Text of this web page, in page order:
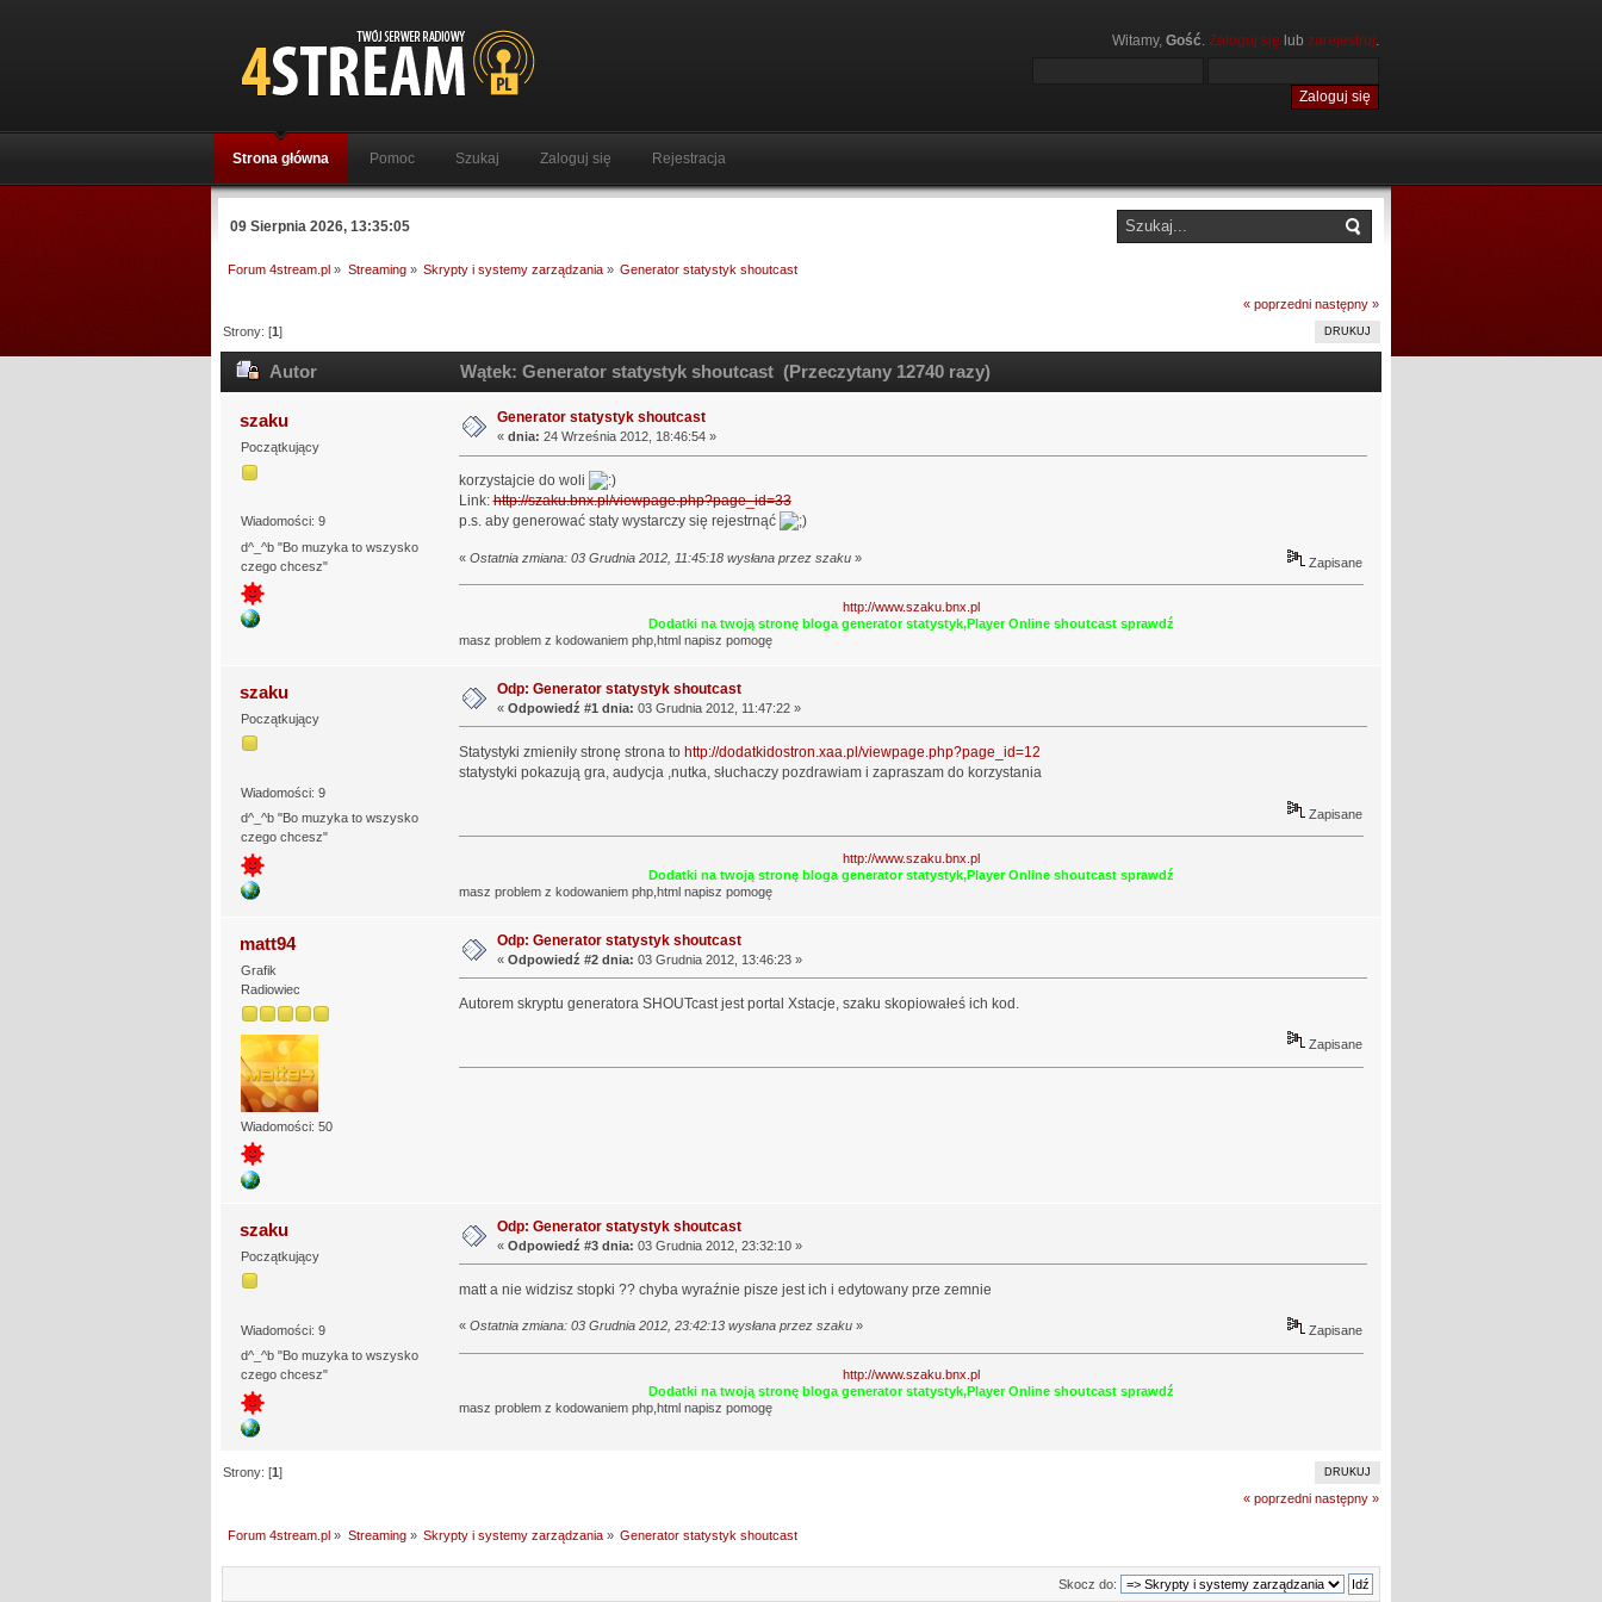
Witamy, Gość. Zaloguj się lub zarejestruj.
Strona główna Pomoc Szukaj Zaloguj się Rejestracja
09 Sierpnia 2026, 13:35:05
Forum 4stream.pl » Streaming» Skrypty i systemy zarządzania» Generator statystyk shoutcast
« poprzedni następny »
DRUKUJ
Strony: [1]
Autor Wątek: Generator statystyk shoutcast (Przeczytany 12740 razy)
szaku
Początkujący
Wiadomości: 9
d^_^b "Bo muzyka to wszysko
czego chcesz"
Generator statystyk shoutcast
« dnia: 24 Września 2012, 18:46:54 »
korzystajcie do woli
Link:http://szaku.bnx.pl/viewpage.php?page_id=33
p.s. aby generować staty wystarczy się rejestrnąć
« Ostatnia zmiana: 03 Grudnia 2012, 11:45:18 wysłana przez szaku» Zapisane
http://www.szaku.bnx.pl
Dodatki na twoją stronę bloga generator statystyk,Player Online shoutcast sprawdź
masz problem z kodowaniem php,html napisz pomogę
szaku
Początkujący
Wiadomości: 9
d^_^b "Bo muzyka to wszysko
czego chcesz"
Odp: Generator statystyk shoutcast
« Odpowiedź #1 dnia: 03 Grudnia 2012, 11:47:22 »
Statystyki zmieniły stronę strona to http://dodatkidostron.xaa.pl/viewpage.php?page_id=12
statystyki pokazują gra, audycja ,nutka, słuchaczy pozdrawiam i zapraszam do korzystania
Zapisane
http://www.szaku.bnx.pl
Dodatki na twoją stronę bloga generator statystyk,Player Online shoutcast sprawdź
masz problem z kodowaniem php,html napisz pomogę
matt94
Grafik
Radiowiec
Wiadomości: 50
Odp: Generator statystyk shoutcast
« Odpowiedź #2 dnia: 03 Grudnia 2012, 13:46:23 »
Autorem skryptu generatora SHOUTcast jest portal Xstacje, szaku skopiowałeś ich kod.
Zapisane
szaku
Początkujący
Wiadomości: 9
d^_^b "Bo muzyka to wszysko
czego chcesz"
Odp: Generator statystyk shoutcast
« Odpowiedź #3 dnia: 03 Grudnia 2012, 23:32:10 »
matt a nie widzisz stopki ?? chyba wyraźnie pisze jest ich i edytowany prze zemnie
« Ostatnia zmiana: 03 Grudnia 2012, 23:42:13 wysłana przez szaku» Zapisane
http://www.szaku.bnx.pl
Dodatki na twoją stronę bloga generator statystyk,Player Online shoutcast sprawdź
masz problem z kodowaniem php,html napisz pomogę
DRUKUJ
Strony: [1]
« poprzedni następny »
Forum 4stream.pl » Streaming» Skrypty i systemy zarządzania» Generator statystyk shoutcast
Skocz do: